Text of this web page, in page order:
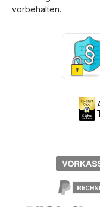
vorbehalten.